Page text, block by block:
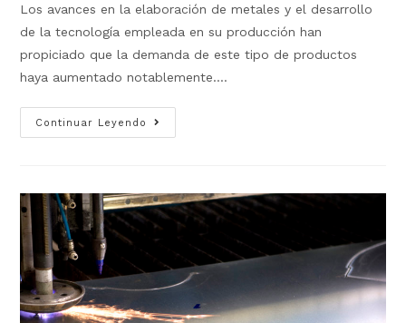
Los avances en la elaboración de metales y el desarrollo
de la tecnología empleada en su producción han
propiciado que la demanda de este tipo de productos
haya aumentado notablemente.…
Continuar Leyendo